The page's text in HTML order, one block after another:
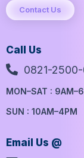
Contact Us
Call Us
0821-
MON–SAT :
SUN : 10AM–4PM
Email Us @